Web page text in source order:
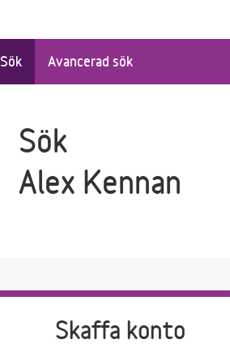
Sök Avancerad sök
Sök
Alex Kennan
Skaffa konto